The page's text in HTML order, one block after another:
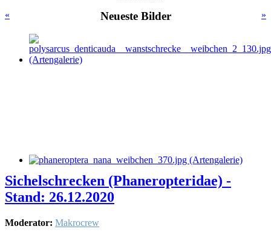
«
»
Neueste Bilder
Sichelschrecken (Phaneropteridae) -
Stand: 26.12.2020
Moderator: Makrocrew